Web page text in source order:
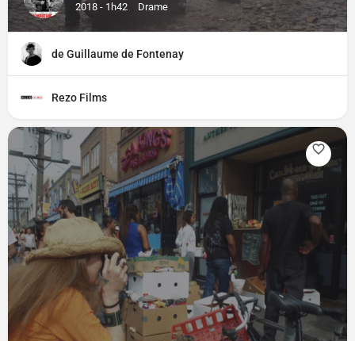
2018 - 1h42 Drame
de Guillaume de Fontenay
Rezo Films